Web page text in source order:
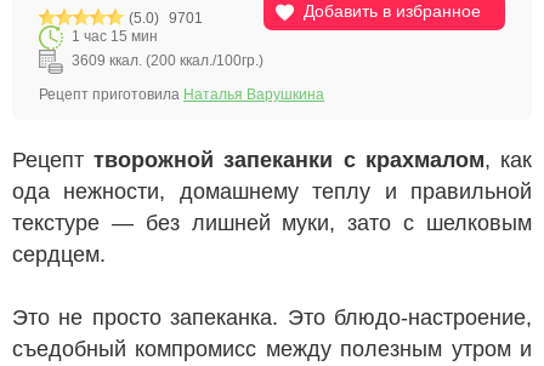
Добавить в избранное
(5.0) 9701
1 час 15 мин
3609 ккал. (200 ккал./100гр.)
Рецепт приготовила Наталья Варушкина
Рецепттворожной запеканки с крахмалом, как
ода нежности, домашнему теплу и правильной
текстуре — без лишней муки, зато с шелковым
сердцем.
Это не просто запеканка. Это блюдо-настроение,
съедобный компромисс между полезным утром и